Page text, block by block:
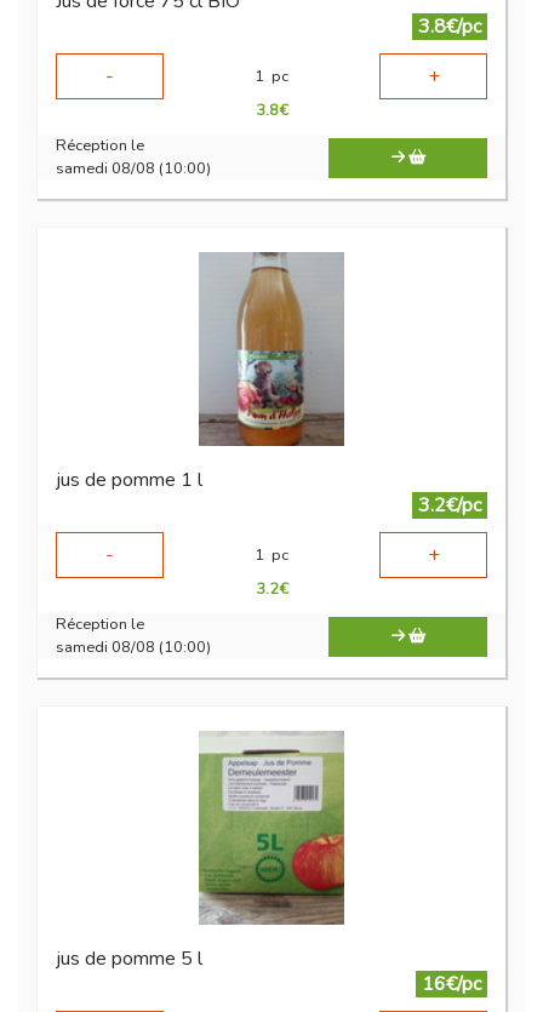
3.8€/pc
-
1 pc +
3.8€
Réception le
samedi 08/08 (10:00)
jus de pomme 1 l
3.2€/pc
-
1 pc +
3.2€
Réception le
samedi 08/08 (10:00)
jus de pomme 5 l
16€/pc